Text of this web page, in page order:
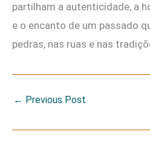
partilham a autenticidade, a
e o encanto de um passado
pedras, nas ruas e nas
← Previous Post